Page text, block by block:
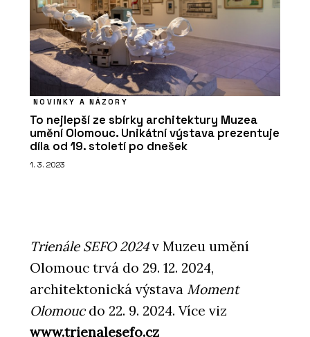
NOVINKY A NÁZORY
To nejlepší ze sbírky architektury Muzea
umění Olomouc. Unikátní výstava prezentuje
díla od 19. století po dnešek
1. 3. 2023
Trienále SEFO 2024v Muzeu umění
Olomouc trvá do 29. 12. 2024,
architektonická výstava Moment
Olomoucdo 22. 9. 2024. Více viz
www.trienalesefo.cz